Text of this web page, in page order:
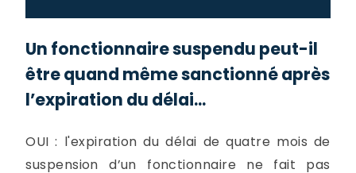
Un fonctionnaire suspendu peut-il
être quand même sanctionné après
l’expiration du délai...
OUI : l'expiration du délai de quatre mois de
suspension d’un fonctionnaire ne fait pas